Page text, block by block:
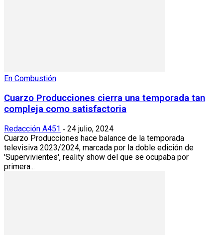
En Combustión
Cuarzo Producciones cierra una temporada tan
compleja como satisfactoria
Redacción A451 - 24 julio, 2024
Cuarzo Producciones hace balance de la temporada
televisiva 2023/2024, marcada por la doble edición de
'Supervivientes', reality show del que se ocupaba por
primera...